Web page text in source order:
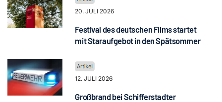
20. JULI 2026
Festival des deutschen Films startet
mit Staraufgebot in den Spätsommer
12. JULI 2026
Großbrand bei Schifferstadter